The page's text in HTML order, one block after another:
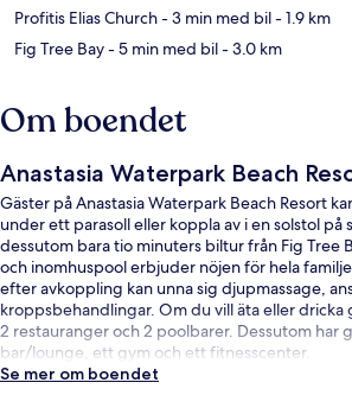
Profitis Elias Church- 3 min med bil- 1.9 km
Fig Tree Bay- 5 min med bil- 3.0 km
Om boendet
Anastasia Waterpark Beach
Gäster på Anastasia Waterpark Beach Resort
under ett parasoll eller koppla av i en solstol på
dessutom bara tio minuters biltur från Fig Tree
och inomhuspool erbjuder nöjen för hela
efter avkoppling kan unna sig djupmassage,
kroppsbehandlingar. Om du vill äta eller dricka
2 restauranger och 2 poolbarer. Dessutom har
bar/lounge, ett gym och ett fitnesscenter.
Se mer om boendet